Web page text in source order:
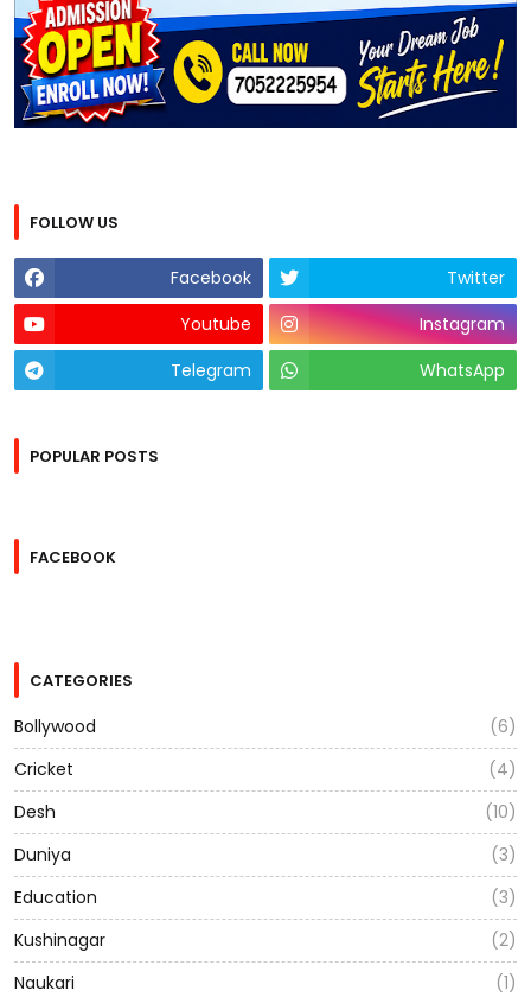
FOLLOW US
Facebook
Twitter
Youtube
Instagram
Telegram
WhatsApp
POPULAR POSTS
FACEBOOK
CATEGORIES
Bollywood
(6)
Cricket
(4)
Desh
(10)
Duniya
(3)
Education
(3)
Kushinagar
(2)
Naukari
(1)